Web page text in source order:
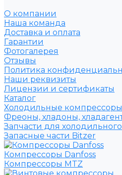
О компании
Наша команда
Доставка и оплата
Гарантии
Фотогалерея
Отзывы
Политика
Наши реквизиты
Лицензии и сертификаты
Каталог
Холодильные компрессоры
Фреоны, хладоны,
Запчасти для
Запасные части Bitzer
Компрессоры Danfoss
Компрессоры MTZ